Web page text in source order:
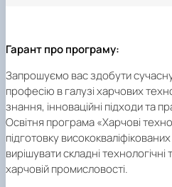
Гарант про програму:
Запрошуємо вас здобути
професію в галузі харчових
знання, інноваційні підходи та
Освітня програма «Харчові
підготовку
вирішувати складні
харчовій промисловості.